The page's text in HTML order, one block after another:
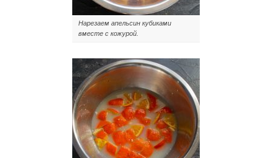
Нарезаем апельсин кубиками
вместе с кожурой.